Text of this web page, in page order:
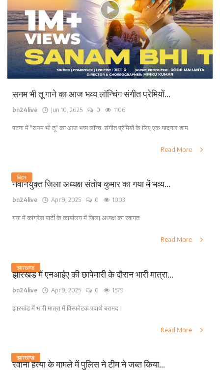
सनम भी तू गाने का आज भव्य लॉन्चिंग संगीत प्रेमियों...
bn24live Jun 10, 2025 0 1106
पटना में "सनम भी तू" का आज भव्य लॉन्च: संगीत प्रेमियों के लिए एक यादगार शाम
Read More
बिहार
नवनियुक्त जिला अध्यक्ष संतोष कुमार का गया में भव्य...
bn24live Apr 9, 2025 0 1003
गया में कांग्रेस पार्टी के कार्यालय में जिला अध्यक्ष का स्वागत
Read More
झारखण्ड
झारखंड में एनआईए की छापेमारी के दौरान भारी मात्रा...
bn24live Apr 9, 2025 0 1579
झारखंड में भारी मात्रा में विस्फोटक पदार्थ बरामद।
Read More
झारखण्ड
रवानी हत्या के मामले में पुलिस ने टीम ने जब्त किया...